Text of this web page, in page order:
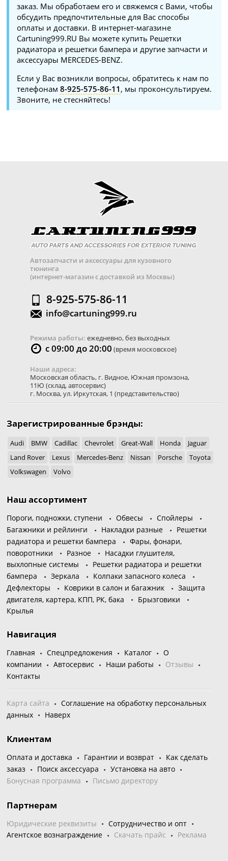
заказ. Мы обработаем его и свяжемся с Вами, чтобы
обсудить предпочтительные для Вас способы
оплаты и доставки. В интернет-магазине
Cartuning999.RU Вы можете купить Решетки
радиатора и решетки бампера и другие запчасти и
аксессуары MERCEDES-BENZ.
Если у Вас возникли вопросы, обратитесь к нам по
телефонам8-925-575-86-11 , мы проконсультируем.
Звоните, не стесняйтесь!
Автозапчасти и аксессуары для кузовного
тюнинга
(интернет-магазин с доставкой из Москвы)
8-925-575-86-11
info@cartuning999.ru
Режима работы: ежедневно, без выходных
с 09:00 до 20:00 (время московское)
Наши адреса:
Московская область, г. Видное, Южная промзона,
11Ю (склад, автосервис)
г. Москва,ул. Иркутская, 1 (представительство)
Зарегистрированные брэнды:
Audi BMW Cadillac Chevrolet Great-Wall Honda
Jaguar
Land Rover
Lexus Mercedes-Benz Nissan Porsche
Toyota
Volkswagen
Volvo
Наш ассортимент
Пороги, подножки, ступени Обвесы
Спойлеры
Багажники и рейлинги
Накладки разные
Решетки
радиатора и решетки бампера
Фары, фонари,
поворотники
Разное
Насадки глушителя,
выхлопные системы
Решетки радиатора и решетки
бампера
Зеркала
Колпаки запасного колеса
Дефлекторы
Коврики в салон и багажник
Защита
двигателя, картера, КПП, РК, бака
Брызговики
Крылья
Навигация
Главная Спецпредложения Каталог
О
компании
Автосервис Наши работы
Отзывы
Контакты
Карта сайта
Соглашение на обработку персональных
данных
Наверх
Клиентам
Оплата и доставка Гарантии и возврат
Как сделать
заказ
Поиск аксессуара
Установка на авто
Бонусная программа
Письмо директору
Партнерам
Юридические реквизиты
Сотрудничество и опт
Агентское вознаграждение
Скачать прайс Реклама